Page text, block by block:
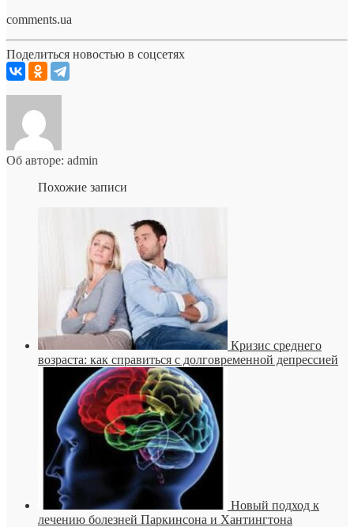
comments.ua
Поделиться новостью в соцсетях
Об авторе: admin
Похожие записи
Кризис среднего
возраста: как справиться с долговременной депрессией
Новый подход к
лечению болезней Паркинсона и Хантингтона